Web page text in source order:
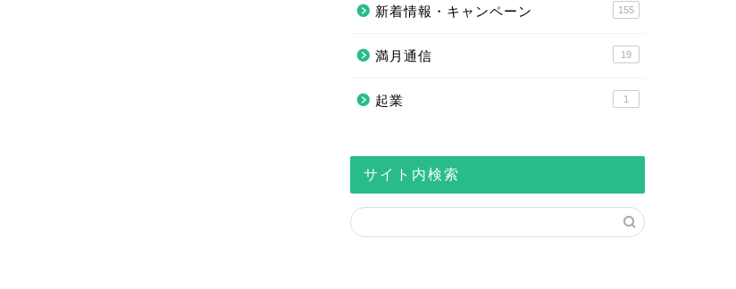
新着情報・キャンペーン 155
満月通信 19
起業 1
サイト内検索